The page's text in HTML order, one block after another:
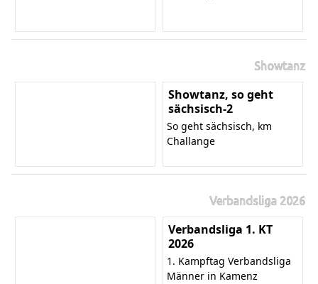
Showtanz
Showtanz, so geht
sächsisch-2
So geht sächsisch, km
Challange
Verbandsliga 2026
Verbandsliga 1. KT
2026
1. Kampftag Verbandsliga
Männer in Kamenz